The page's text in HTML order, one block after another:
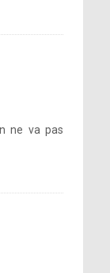
ne va pas